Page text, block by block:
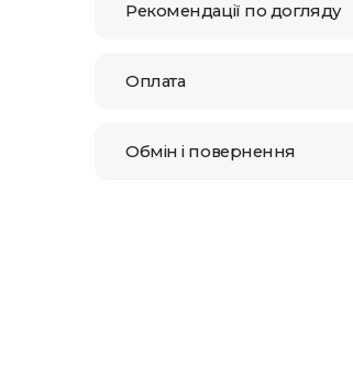
Рекомендації по догляду
Оплата
Обмін і повернення